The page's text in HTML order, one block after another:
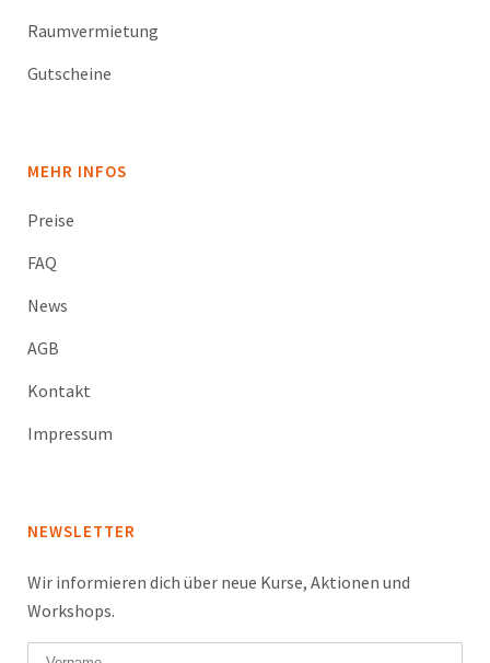
Raumvermietung
Gutscheine
MEHR INFOS
Preise
FAQ
News
AGB
Kontakt
Impressum
NEWSLETTER
Wir informieren dich über neue Kurse, Aktionen und
Workshops.